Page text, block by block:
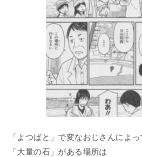
「よつばと」で変なおじさんによ
「大量の石」がある場所は